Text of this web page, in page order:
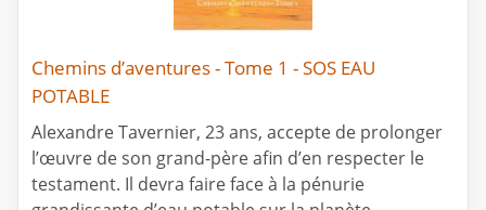
Chemins d’aventures - Tome 1 - SOS EAU
POTABLE
Alexandre Tavernier, 23 ans, accepte de prolonger
l’œuvre de son grand-père afin d’en respecter le
testament. Il devra faire face à la pénurie